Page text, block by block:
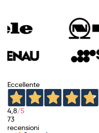
Eccellente
4,8/5
73
recensioni